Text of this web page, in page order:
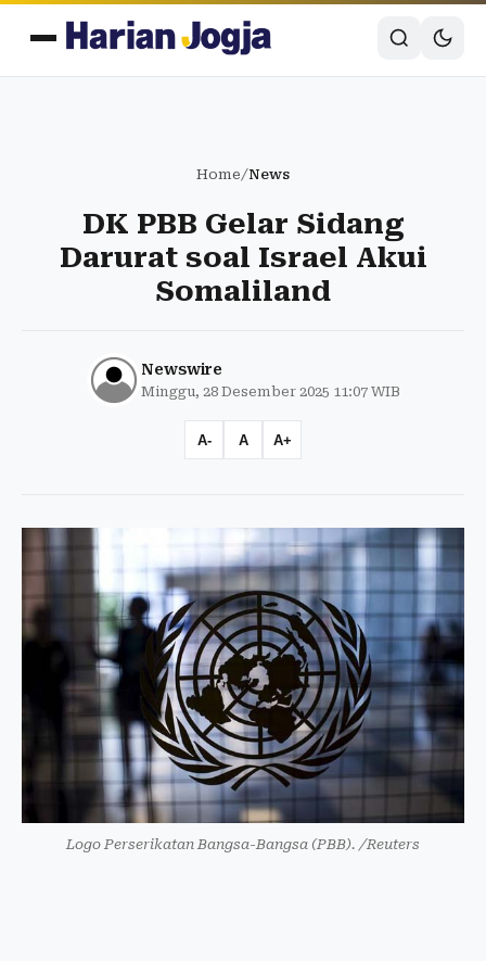
Home/News
DK PBB Gelar Sidang
Darurat soal Israel Akui
Somaliland
Newswire
Minggu, 28 Desember 2025 11:07 WIB
A- A A+
Logo Perserikatan Bangsa-Bangsa (PBB). /Reuters